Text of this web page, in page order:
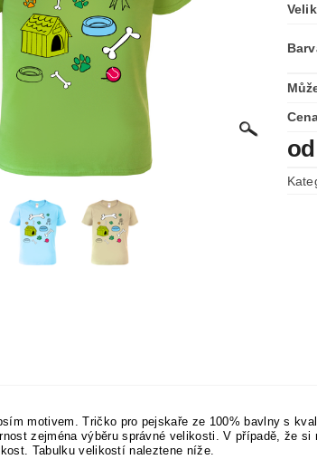
motivem. Tričko pro pejskaře ze 100% bavlny s
zejména výběru správné velikosti. V případě, že si
Tabulku velikostí naleztene níže.